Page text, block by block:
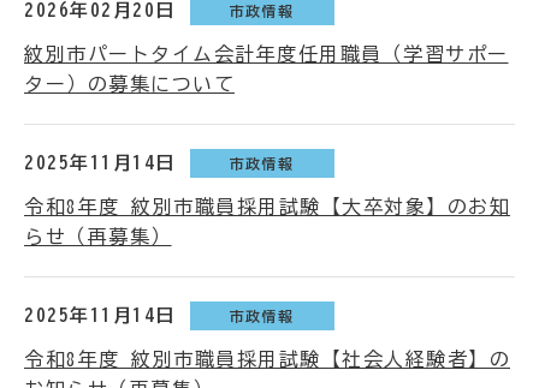
2026年02月20日 市政情報
紋別市パートタイム会計年度任用職員（学習サポー
ター）の募集について
2025年11月14日 市政情報
令和8年度 紋別市職員採用試験【大卒対象】のお知
らせ（再募集）
2025年11月14日 市政情報
令和8年度 紋別市職員採用試験【社会人経験者】の